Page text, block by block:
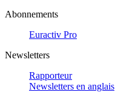
Abonnements
Euractiv Pro
Newsletters
Rapporteur
Newsletters en anglais